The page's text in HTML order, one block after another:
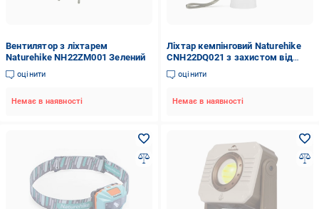
Вентилятор з ліхтарем
Naturehike NH22ZM001 Зелений
оцінити
Немає в наявності
Ліхтар кемпінговий Naturehike
CNH22DQ021 з захистом від
комарів Зелений
оцінити
Немає в наявності